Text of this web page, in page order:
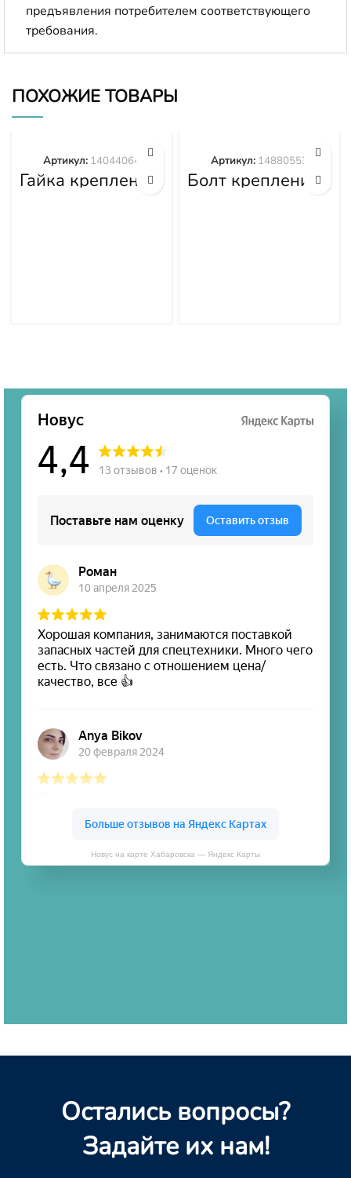
предъявления потребителем соответствующего
требования.
ПОХОЖИЕ ТОВАРЫ
Гайка крепления
башмака
Артикул: 14044064
Болт крепления
башмака
Артикул: 14880553
Новус на карте Хабаровска — Яндекс Карты
Остались вопросы?
Задайте их нам!